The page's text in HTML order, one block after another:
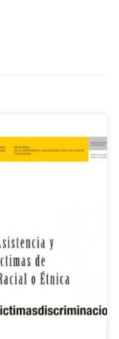
asistencia
para tramitar